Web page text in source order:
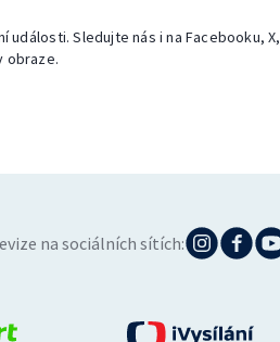
Sledujte nás i na Facebooku, X,
obraze.
na sociálních sítích: